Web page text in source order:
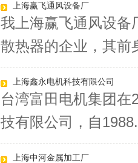
上海赢飞通风设备厂
我上海赢飞通风设备
散热器的企业，其前
上海鑫永电机科技有限公司
台湾富田电机集团在
技有限公司，自
上海中河金属加工厂